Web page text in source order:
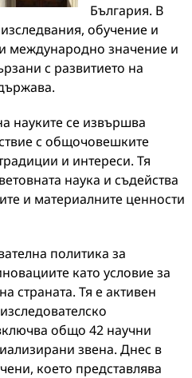
България. В
обучение и
международно значение и
с развитието на
науките се извършва
с общочовешките
и интереси. Тя
наука и съдейства
и материалните ценности
политика за
като условие за
страната. Тя е активен
общо 42 научни
звена. Днес в
което представлява